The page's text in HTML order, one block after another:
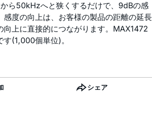
ら50kHzへと狭くするだけで、9dBの感
感度の向上は、お客様の製品の距離の延長
向上に直接的につながります。MAX1472
(1,000個単位)。
シェア